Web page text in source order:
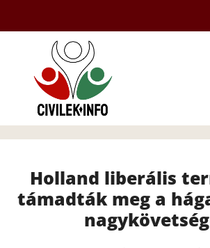
tartalomba
Holland liberális
támadták meg a